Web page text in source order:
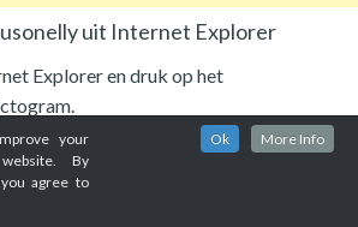
uit Internet Explorer
Explorer en druk op het
your
By
agree to
Ok More Info